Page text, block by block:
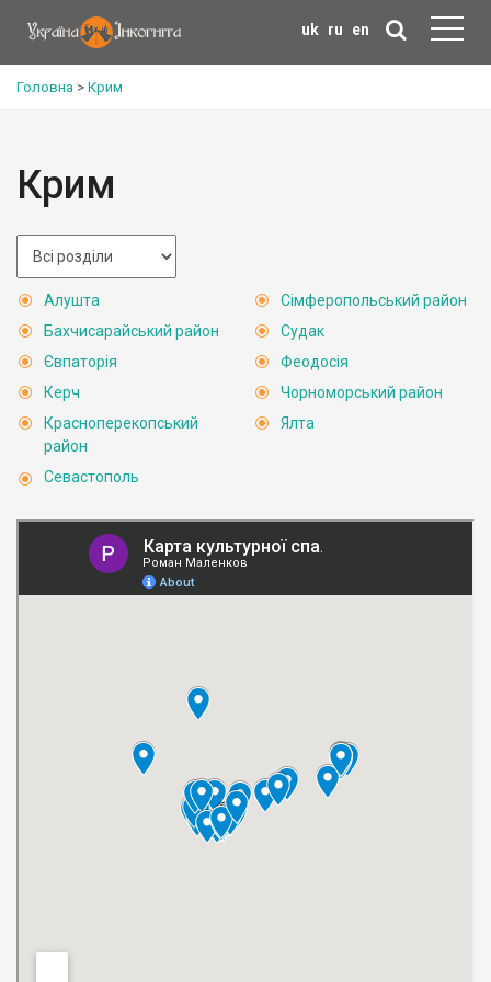
uk ru en
Головна > Крим
Крим
Алушта
Бахчисарайський район
Євпаторія
Керч
Красноперекопський
район
Севастополь
Сімферопольський район
Судак
Феодосія
Чорноморський район
Ялта